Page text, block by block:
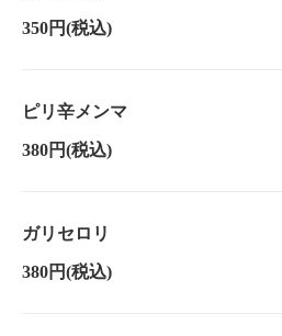
350円(税込)
ピリ辛メンマ
380円(税込)
ガリセロリ
380円(税込)